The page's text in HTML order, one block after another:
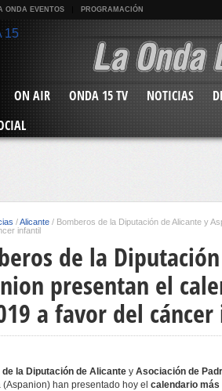
ONDA EVENTOS PROGRAMACIÓN
ON AIR ONDA 15 TV NOTICIAS
/Alicante / Bomberos de la Diputación de Alicante y
infantil
de la
presentan el
a favor del
de la Diputación de Alicante y Asociación de
han presentado hoy el calendario más